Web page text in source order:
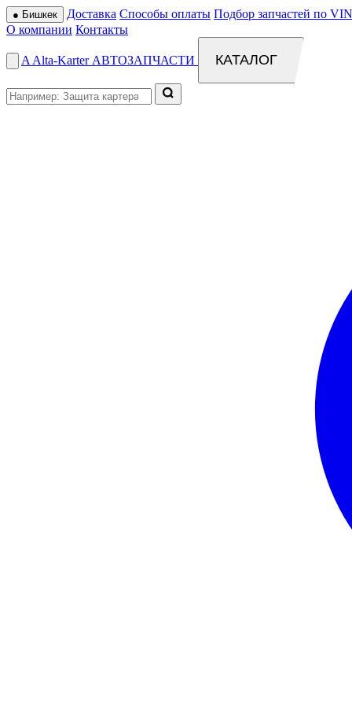
● Бишкек Доставка Способы оплаты Подбор запчастей по
О компании Контакты
A Alta-Karter АВТОЗАПЧАСТИ КАТАЛОГ